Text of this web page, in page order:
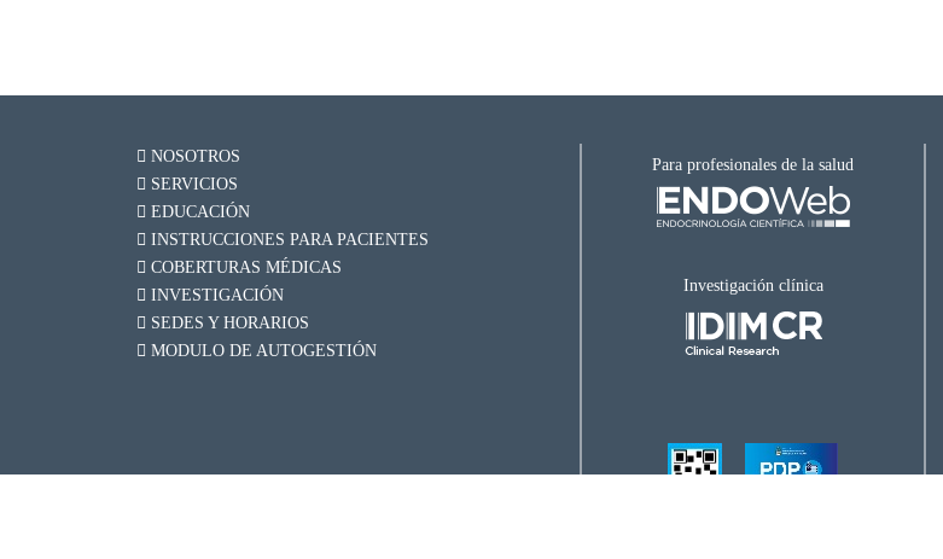
NOSOTROS
SERVICIOS
EDUCACIÓN
INSTRUCCIONES PARA PACIENTES
COBERTURAS MÉDICAS
INVESTIGACIÓN
SEDES Y HORARIOS
MODULO DE AUTOGESTIÓN
Para profesionales de la salud
Investigación clínica